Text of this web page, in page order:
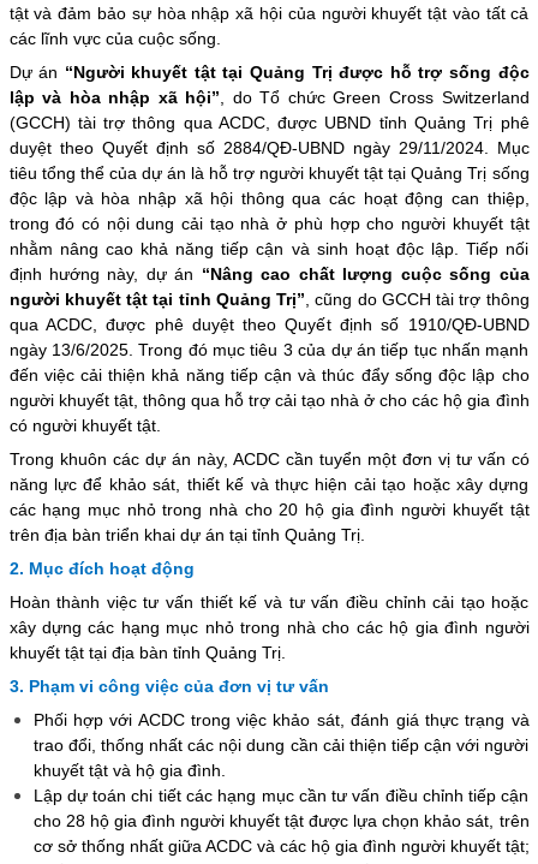
tật và đảm bảo sự hòa nhập xã hội của người khuyết tật vào tất cả
các lĩnh vực của cuộc sống.
Dự án “Người khuyết tật tại Quảng Trị được hỗ trợ sống độc
lập và hòa nhập xã hội” , do Tổ chức Green Cross Switzerland
(GCCH) tài trợ thông qua ACDC, được UBND tỉnh Quảng Trị phê
duyệt theo Quyết định số 2884/QĐ-UBND ngày 29/11/2024. Mục
tiêu tổng thể của dự án là hỗ trợ người khuyết tật tại Quảng Trị sống
độc lập và hòa nhập xã hội thông qua các hoạt động can thiệp,
trong đó có nội dung cải tạo nhà ở phù hợp cho người khuyết tật
nhằm nâng cao khả năng tiếp cận và sinh hoạt độc lập. Tiếp nối
định hướng này, dự án “Nâng cao chất lượng cuộc sống của
người khuyết tật tại tỉnh Quảng Trị” , cũng do GCCH tài trợ thông
qua ACDC, được phê duyệt theo Quyết định số 1910/QĐ-UBND
ngày 13/6/2025. Trong đó mục tiêu 3 của dự án tiếp tục nhấn mạnh
đến việc cải thiện khả năng tiếp cận và thúc đẩy sống độc lập cho
người khuyết tật, thông qua hỗ trợ cải tạo nhà ở cho các hộ gia đình
có người khuyết tật.
Trong khuôn các dự án này, ACDC cần tuyển một đơn vị tư vấn có
năng lực để khảo sát, thiết kế và thực hiện cải tạo hoặc xây dựng
các hạng mục nhỏ trong nhà cho 20 hộ gia đình người khuyết tật
trên địa bàn triển khai dự án tại tỉnh Quảng Trị.
2. Mục đích hoạt động
Hoàn thành việc tư vấn thiết kế và tư vấn điều chỉnh cải tạo hoặc
xây dựng các hạng mục nhỏ trong nhà cho các hộ gia đình người
khuyết tật tại địa bàn tỉnh Quảng Trị.
3. Phạm vi công việc của đơn vị tư vấn
Phối hợp với ACDC trong việc khảo sát, đánh giá thực trạng và
trao đổi, thống nhất các nội dung cần cải thiện tiếp cận với người
khuyết tật và hộ gia đình.
Lập dự toán chi tiết các hạng mục cần tư vấn điều chỉnh tiếp cận
cho 28 hộ gia đình người khuyết tật được lựa chọn khảo sát, trên
cơ sở thống nhất giữa ACDC và các hộ gia đình người khuyết tật;